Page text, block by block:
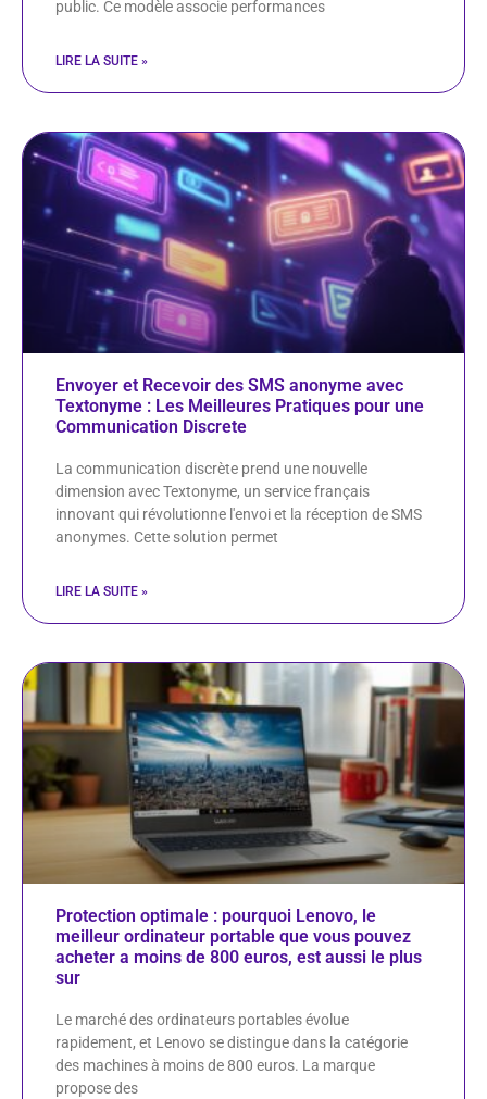
public. Ce modèle associe performances
LIRE LA SUITE »
Envoyer et Recevoir des SMS anonyme avec
Textonyme : Les Meilleures Pratiques pour une
Communication Discrete
La communication discrète prend une nouvelle
dimension avec Textonyme, un service français
innovant qui révolutionne l'envoi et la réception de SMS
anonymes. Cette solution permet
LIRE LA SUITE »
Protection optimale : pourquoi Lenovo, le
meilleur ordinateur portable que vous pouvez
acheter a moins de 800 euros, est aussi le plus
sur
Le marché des ordinateurs portables évolue
rapidement, et Lenovo se distingue dans la catégorie
des machines à moins de 800 euros. La marque
propose des